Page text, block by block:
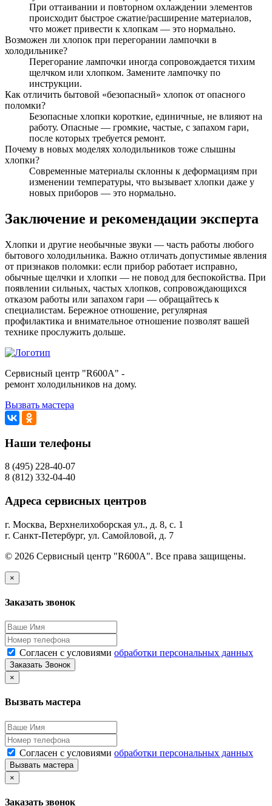
При оттаивании и повторном охлаждении элементов
происходит быстрое сжатие/расширение материалов,
что может привести к хлопкам — это нормально.
Возможен ли хлопок при перегорании лампочки в
холодильнике?
Перегорание лампочки иногда сопровождается тихим
щелчком или хлопком. Замените лампочку по
инструкции.
Как отличить бытовой «безопасный» хлопок от опасного
поломки?
Безопасные хлопки короткие, единичные, не влияют на
работу. Опасные — громкие, частые, с запахом гари,
после которых требуется ремонт.
Почему в новых моделях холодильников тоже слышны
хлопки?
Современные материалы склонны к деформациям при
изменении температуры, что вызывает хлопки даже у
новых приборов — это нормально.
Заключение и рекомендации эксперта
Хлопки и другие необычные звуки — часть работы любого
бытового холодильника. Важно отличать допустимые явления
от признаков поломки: если прибор работает исправно,
обычные щелчки и хлопки — не повод для беспокойства. При
появлении сильных, частых хлопков, сопровождающихся
отказом работы или запахом гари — обращайтесь к
специалистам. Бережное отношение, регулярная
профилактика и внимательное отношение позволят вашей
технике прослужить дольше.
Сервисный центр "R600A" -
ремонт холодильников на дому.
Вызвать мастера
Наши телефоны
8 (495) 228-40-07
8 (812) 332-04-40
Адреса сервисных центров
г. Москва, Верхнелихоборская ул., д. 8, с. 1
г. Санкт-Петербург, ул. Самойловой, д. 7
© 2026 Сервисный центр "R600A". Все права защищены.
×
Заказать звонок
Согласен с условиями обработки персональных данных
Заказать Звонок
×
Вызвать мастера
Согласен с условиями обработки персональных данных
Вызвать мастера
×
Заказать звонок